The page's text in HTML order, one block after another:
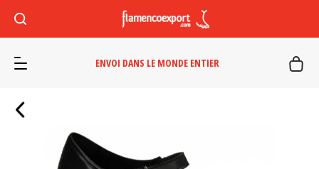
ENVOI DANS LE MONDE ENTIER